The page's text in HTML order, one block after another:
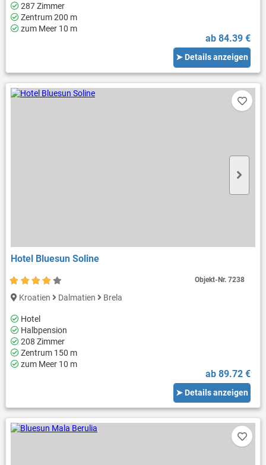
287 Zimmer
Zentrum 200 m
zum Meer 10 m
ab 84.39 €
➤ Details anzeigen
Hotel Bluesun Soline
Kroatien Dalmatien Brela
Hotel
Halbpension
208 Zimmer
Zentrum 150 m
zum Meer 10 m
ab 89.72 €
➤ Details anzeigen
Objekt-Nr.7238